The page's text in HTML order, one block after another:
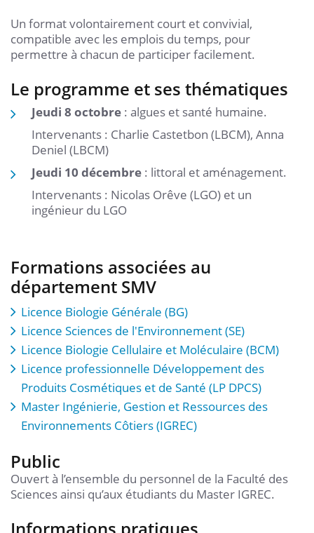
Un format volontairement court et convivial,
compatible avec les emplois du temps, pour
permettre à chacun de participer facilement.
Le programme et ses thématiques
Jeudi 8 octobre : algues et santé humaine.
Intervenants : Charlie Castetbon (LBCM), Anna
Deniel (LBCM)
Jeudi 10 décembre : littoral et aménagement.
Intervenants : Nicolas Orêve (LGO) et un
ingénieur du LGO
Formations associées au
département SMV
Licence Biologie Générale (BG)
Licence Sciences de l'Environnement (SE)
Licence Biologie Cellulaire et Moléculaire (BCM)
Licence professionnelle Développement des
Produits Cosmétiques et de Santé (LP DPCS)
Master Ingénierie, Gestion et Ressources des
Environnements Côtiers (IGREC)
Public
Ouvert à l’ensemble du personnel de la Faculté des
Sciences ainsi qu’aux étudiants du Master IGREC.